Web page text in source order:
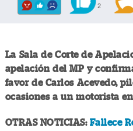
2
La Sala de Corte de
apelación del MP y
favor de Carlos Acevedo,
ocasiones a un motorista
OTRAS NOTICIAS: Fallece